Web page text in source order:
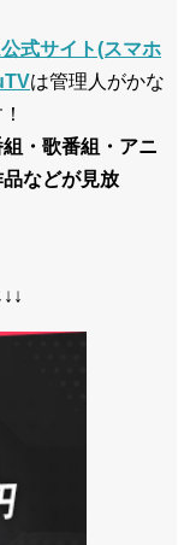
式サイト(スマホ
は管理人がかな
・歌番組・アニ
などが見放